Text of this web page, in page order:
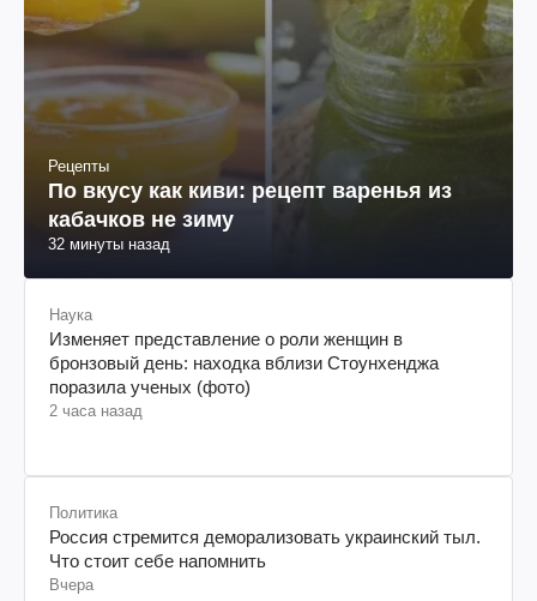
Рецепты
По вкусу как киви: рецепт варенья из
кабачков не зиму
32 минуты назад
Наука
Изменяет представление о роли женщин в
бронзовый день: находка вблизи Стоунхенджа
поразила ученых (фото)
2 часа назад
Политика
Россия стремится деморализовать украинский тыл.
Что стоит себе напомнить
Вчера